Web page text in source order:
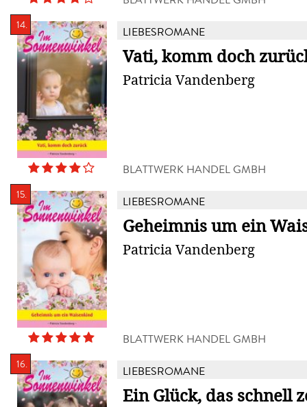
14. LIEBESROMANE
Vati, komm doch
Patricia Vandenberg
BLATTWERK HANDEL GMBH
15. LIEBESROMANE
Geheimnis um ein
Patricia Vandenberg
BLATTWERK HANDEL GMBH
16. LIEBESROMANE
Ein Glück, das schnell